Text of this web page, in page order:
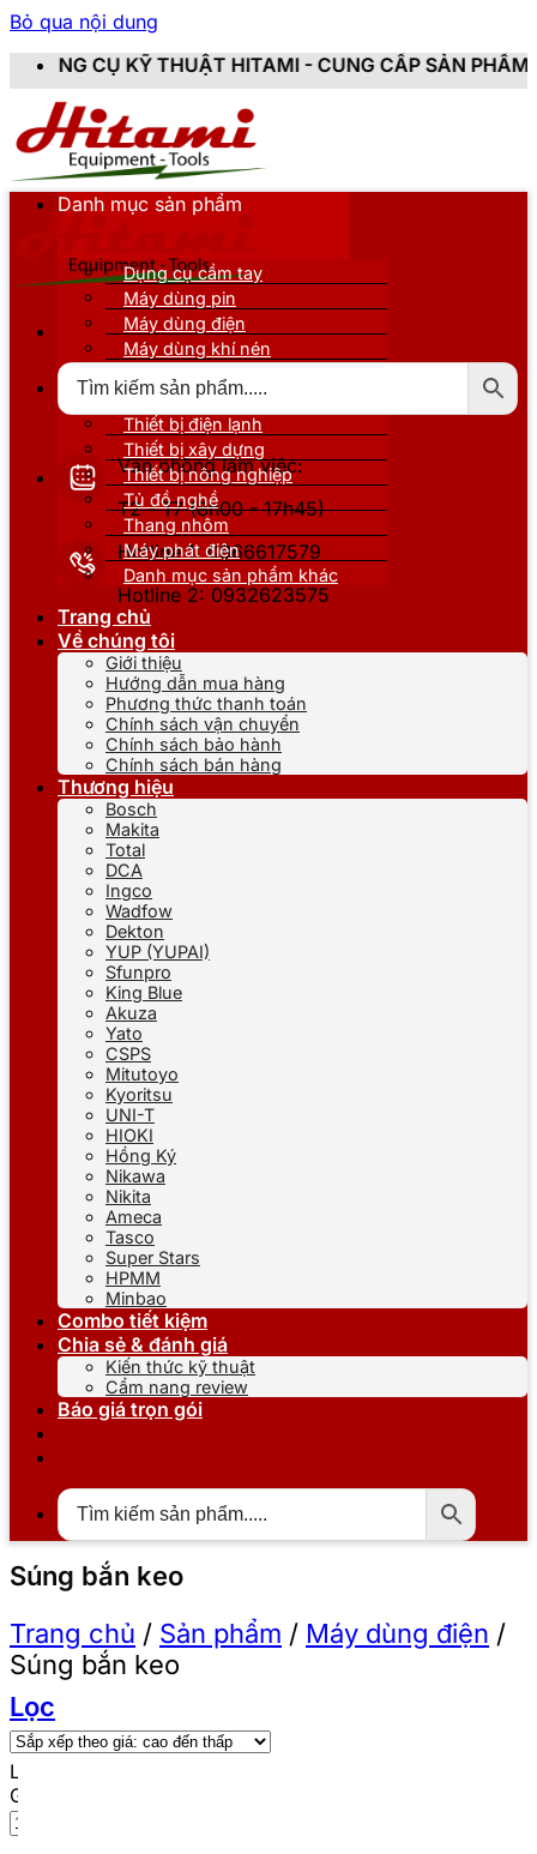
Bỏ qua nội dung
THUẬT HITAMI - CUNG CẤP SẢN PHẨM CHÍNH
Văn phòng làm việc:
T2 - T7 (8h00 - 17h45)
Hotline 1: 0866617579
Hotline 2: 0932623575
Danh mục sản phẩm
Dụng cụ cầm tay
Máy dùng pin
Máy dùng điện
Máy dùng khí nén
Thiết bị nâng đỡ
Thiết bị điện lạnh
Thiết bị xây dựng
Thiết bị nông nghiệp
Tủ đồ nghề
Thang nhôm
Máy phát điện
Danh mục sản phẩm khác
Trang chủ
Về chúng tôi
Giới thiệu
Hướng dẫn mua hàng
Phương thức thanh toán
Chính sách vận chuyển
Chính sách bảo hành
Chính sách bán hàng
Thương hiệu
Bosch
Makita
Total
DCA
Ingco
Wadfow
Dekton
YUP (YUPAI)
Sfunpro
King Blue
Akuza
Yato
CSPS
Mitutoyo
Kyoritsu
UNI-T
HIOKI
Hồng Ký
Nikawa
Nikita
Ameca
Tasco
Super Stars
HPMM
Minbao
Combo tiết kiệm
Chia sẻ & đánh giá
Kiến thức kỹ thuật
Cẩm nang review
Báo giá trọn gói
Súng bắn keo
Trang chủ / Sản phẩm / Máy dùng điện /
Súng bắn keo
Lọc
Lọc theo giá
Giá tối thiểu